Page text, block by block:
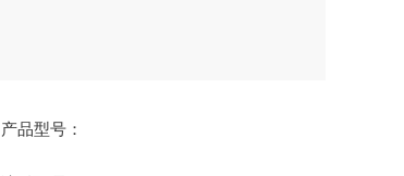
产品型号：